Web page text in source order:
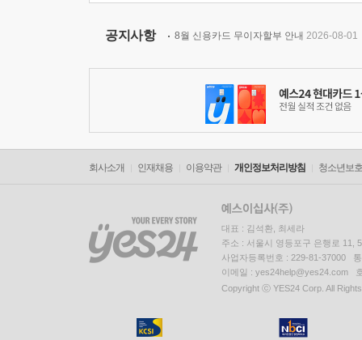
공지사항 8월 신용카드 무이자할부 안내 2026-08-01
회사소개 인재채용 이용약관 개인정보처리방침 청소년보
대표 : 김석환, 최세라
주소 : 서울시 영등포구 은행로 11,
사업자등록번호 : 229-81-37000
이메일 : yes24help@yes24.com
Copyright ⓒ YES24 Corp. All